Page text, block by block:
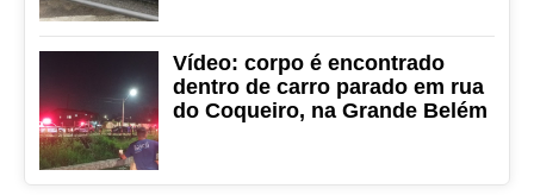
Vídeo: corpo é encontrado
dentro de carro parado em rua
do Coqueiro, na Grande Belém